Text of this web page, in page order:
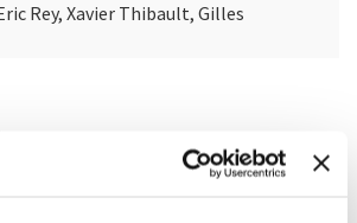
Rey, Xavier Thibault, Gilles